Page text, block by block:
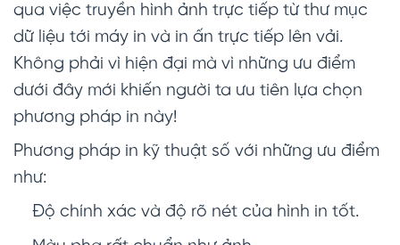
qua việc truyền hình ảnh trực tiếp từ thư mục
dữ liệu tới máy in và in ấn trực tiếp lên vải.
Không phải vì hiện đại mà vì những ưu điểm
dưới đây mới khiến người ta ưu tiên lựa chọn
phương pháp in này!
Phương pháp in kỹ thuật số với những ưu điểm
như:
Độ chính xác và độ rõ nét của hình in tốt.